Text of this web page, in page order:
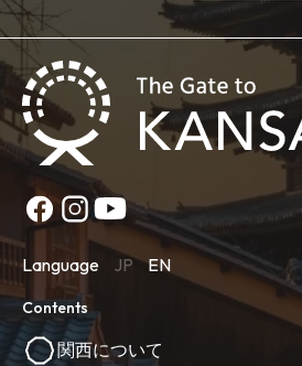
Language JP EN
Contents
関西について